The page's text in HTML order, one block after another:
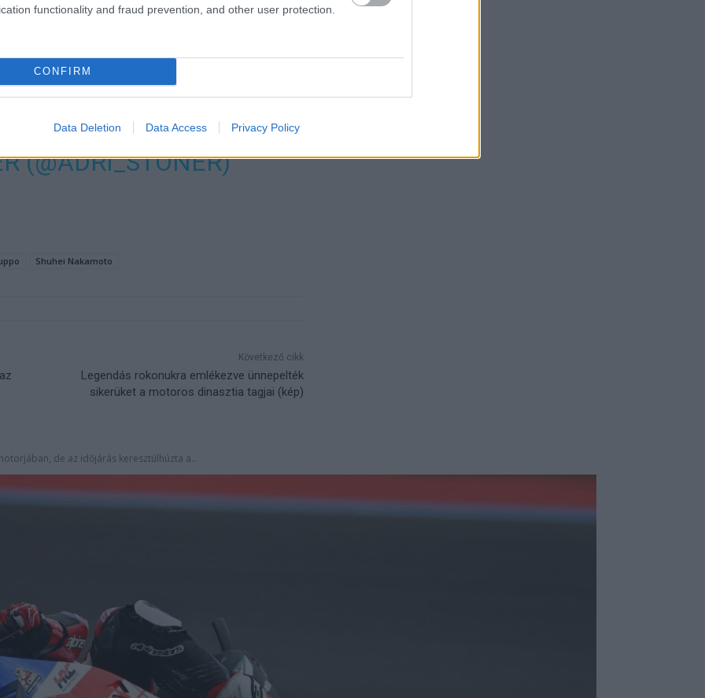
functionality and fraud prevention, and other user protection.
CONFIRM
Data Deletion Data Access Privacy Policy
JAPAN! THANK YOU
BEING OUR TOUR
🇯🇵
(@ADRI_STONER)
Shuhei Nakamoto
Következő cikk
Legendás rokonukra emlékezve ünnepelték
sikerüket a motoros dinasztia tagjai (kép)